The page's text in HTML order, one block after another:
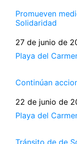
Promueven
Solidaridad
Fecha
27 de junio de
Respecto a
Playa del
Continúan
Fecha
22 de junio de
Respecto a
Playa del
Tránsito de de